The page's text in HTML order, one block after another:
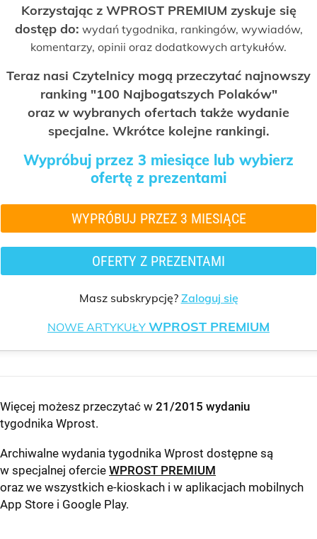
Korzystając z WPROST PREMIUM zyskuje się
dostęp do: wydań tygodnika, rankingów, wywiadów,
komentarzy, opinii oraz dodatkowych artykułów.
Teraz nasi Czytelnicy mogą przeczytać najnowszy
ranking "100 Najbogatszych Polaków"
oraz w wybranych ofertach także wydanie
specjalne. Wkrótce kolejne rankingi.
Wypróbuj przez 3 miesiące lub wybierz
ofertę z prezentami
WYPRÓBUJ PRZEZ 3 MIESIĄCE
OFERTY Z PREZENTAMI
Masz subskrypcję? Zaloguj się
NOWE ARTYKUŁY WPROST PREMIUM
Więcej możesz przeczytać w 21/2015 wydaniu
tygodnika Wprost.
Archiwalne wydania tygodnika Wprost dostępne są
w specjalnej ofercie WPROST PREMIUM
oraz we wszystkich e-kioskach i w aplikacjach mobilnych
App Store i Google Play.